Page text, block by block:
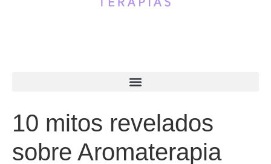
10 mitos revelados
sobre Aromaterapia